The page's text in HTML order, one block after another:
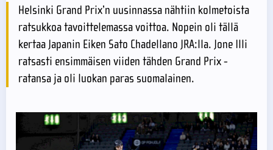
Helsinki Grand Prix’n uusinnassa nähtiin kolmetoista
ratsukkoa tavoittelemassa voittoa. Nopein oli tällä
kertaa Japanin Eiken Sato Chadellano JRA:lla. Jone Illi
ratsasti ensimmäisen viiden tähden Grand Prix -
ratansa ja oli luokan paras suomalainen.